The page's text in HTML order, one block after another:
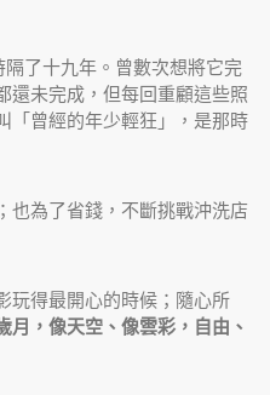
了十九年。曾數次想將它完
還未完成，但每回重顧這些照
「曾經的年少輕狂」，是那時
也為了省錢，不斷挑戰沖洗店
玩得最開心的時候；隨心所
月，像天空、像雲彩，自由、